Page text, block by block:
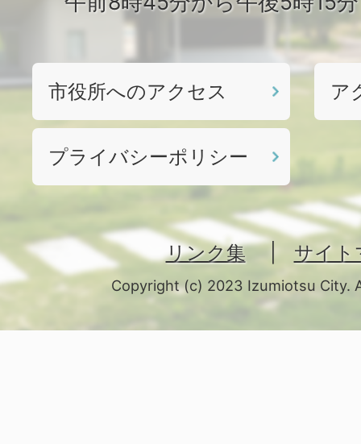
市役所へのアクセス ア
プライバシーポリシー
リンク集 サイト
Copyright (c) 2023 Izumiotsu City.